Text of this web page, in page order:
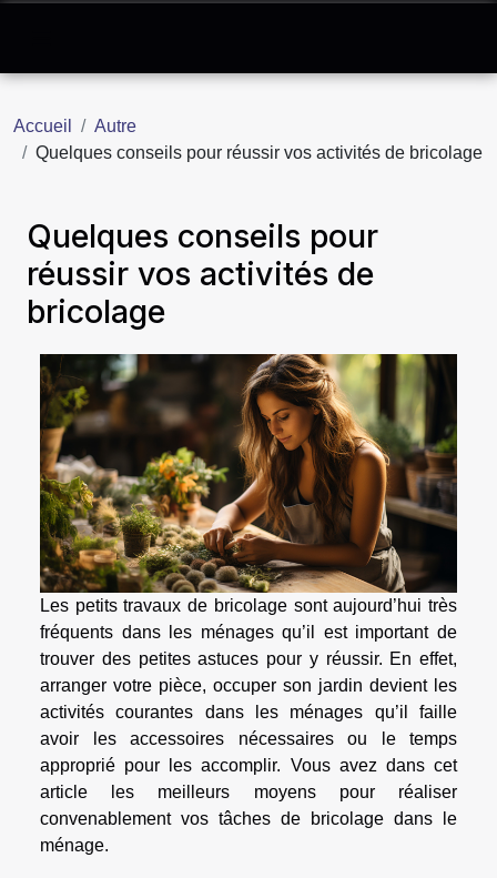
Accueil
Autre
Quelques conseils pour réussir vos activités de bricolage
Quelques conseils pour
réussir vos activités de
bricolage
Les petits travaux de bricolage sont aujourd’hui très
fréquents dans les ménages qu’il est important de
trouver des petites astuces pour y réussir. En effet,
arranger votre pièce, occuper son jardin devient les
activités courantes dans les ménages qu’il faille
avoir les accessoires nécessaires ou le temps
approprié pour les accomplir. Vous avez dans cet
article les meilleurs moyens pour réaliser
convenablement vos tâches de bricolage dans le
ménage.